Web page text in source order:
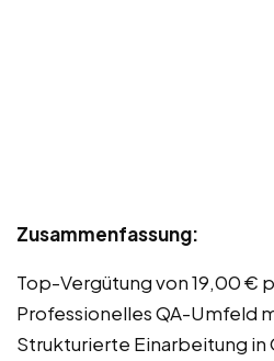
Zusammenfassung:
Top-Vergütung von 19,00 €
Professionelles QA-Umfeld
Strukturierte Einarbeitung in